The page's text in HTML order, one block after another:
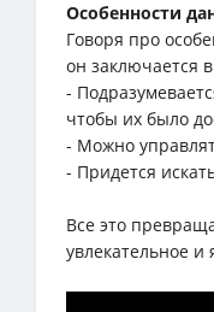
Особенности
Говоря про
он заключается
-
чтобы их было
- Можно
- Придется
Все это
увлекательное